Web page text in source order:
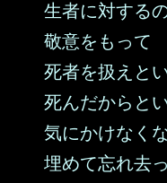
生者に対する
敬意をもって
死者を扱えと
死んだからと
気にかけなくな
埋めて忘れ去